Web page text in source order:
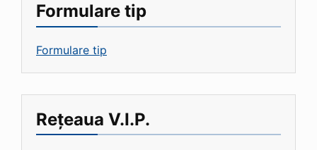
Formulare tip
Formulare tip
Rețeaua V.I.P.